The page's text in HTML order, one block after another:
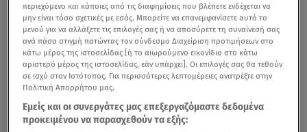
περιεχόμενο και κάποιες από τις διαφημίσεις που βλέπετε ενδέχεται να
μην είναι τόσο σχετικές με εσάς. Μπορείτε να επανεμφανίσετε αυτό το
μενού για να αλλάξετε τις επιλογές σας ή να αποσύρετε τη συναίνεσή σας
ανά πάσα στιγμή πατώντας τον σύνδεσμο Διαχείριση προτιμήσεων στο
κάτω μέρος της ιστοσελίδας [ή το αιωρούμενο εικονίδιο στο κάτω
αριστερό μέρος της ιστοσελίδας, εάν υπάρχει]. Οι επιλογές σας θα τεθούν
σε ισχύ στον Ιστότοπος. Για περισσότερες λεπτομέρειες ανατρέξτε στην
Πολιτική Απορρήτου μας.
Εμείς και οι συνεργάτες μας επεξεργαζόμαστε δεδομένα
προκειμένου να παρασχεθούν τα εξής: